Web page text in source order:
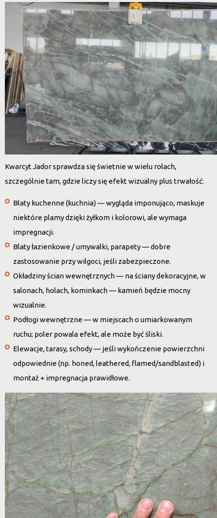
Kwarcyt Jador sprawdza się świetnie w wielu rolach,
szczególnie tam, gdzie liczy się efekt wizualny plus trwałość:
Blaty kuchenne (kuchnia) — wygląda imponująco, maskuje
niektóre plamy dzięki żyłkom i kolorowi, ale wymaga
impregnacji.
Blaty łazienkowe / umywalki, parapety — dobre
zastosowanie przy wilgoci, jeśli zabezpieczone.
Okładziny ścian wewnętrznych — na ściany dekoracyjne, w
salonach, holach, kominkach — kamień będzie mocny
wizualnie.
Podłogi wewnętrzne — w miejscach o umiarkowanym
ruchu; poler powala efekt, ale może być śliski.
Elewacje, tarasy, schody — jeśli wykończenie powierzchni
odpowiednie (np. honed, leathered, flamed/sandblasted) i
montaż + impregnacja prawidłowe.